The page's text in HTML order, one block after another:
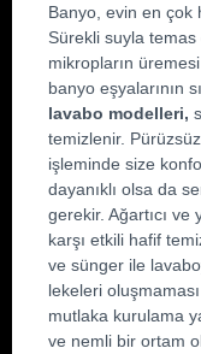
Banyo, evin en çok
Sürekli suyla
mikropların
banyo eşyalarının
lavabo modelleri,
temizlenir.
işleminde size
dayanıklı olsa da
gerekir. Ağartıcı ve
karşı etkili hafif
ve sünger ile
lekeleri
mutlaka kurulama
ve nemli bir ortam